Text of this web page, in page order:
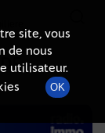
site, vous
de nous
utilisateur.
OK